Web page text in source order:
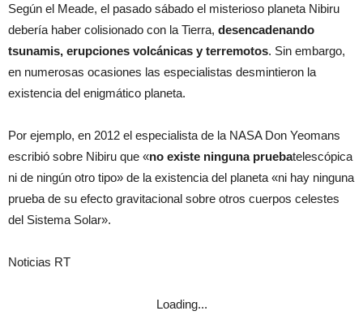
Según el Meade, el pasado sábado el misterioso planeta Nibiru
debería haber colisionado con la Tierra, desencadenando
tsunamis, erupciones volcánicas y terremotos. Sin embargo,
en numerosas ocasiones las especialistas desmintieron la
existencia del enigmático planeta.
Por ejemplo, en 2012 el especialista de la NASA Don Yeomans
escribió sobre Nibiru que «no existe ninguna pruebatelescópica
ni de ningún otro tipo» de la existencia del planeta «ni hay ninguna
prueba de su efecto gravitacional sobre otros cuerpos celestes
del Sistema Solar».
Noticias RT
Loading...